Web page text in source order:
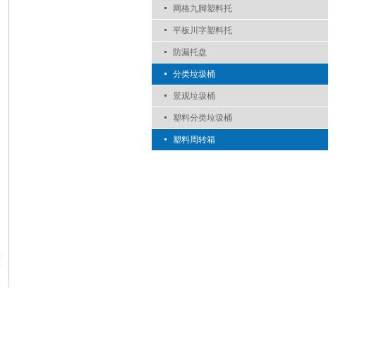
网格九脚塑料托
平板川字塑料托
防漏托盘
分类垃圾桶
景观垃圾桶
塑料分类垃圾桶
塑料周转箱